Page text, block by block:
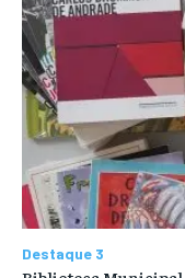
Destaque 3